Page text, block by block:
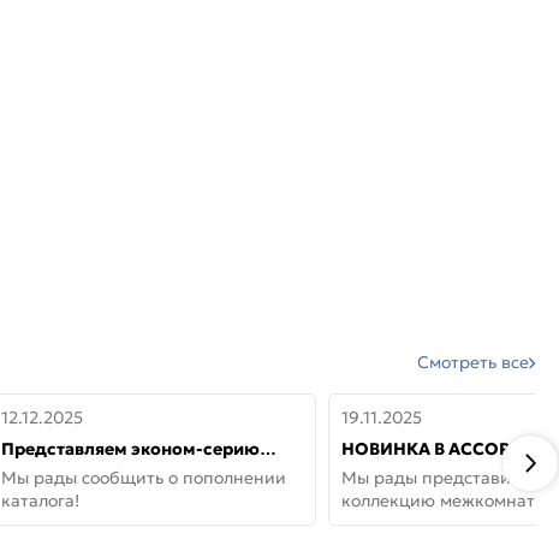
Смотреть все
12.12.2025
Представляем эконом-серию
дверей от бренда Portika, где цена
не значит «просто»
Мы рады сообщить о пополнении
каталога!
19.11.2025
НОВИНКА В
ДВЕРИ GLOSSMAT —
НЕОКЛАССИКА И УЮТ
Мы рады представить
коллекцию
GlossMat